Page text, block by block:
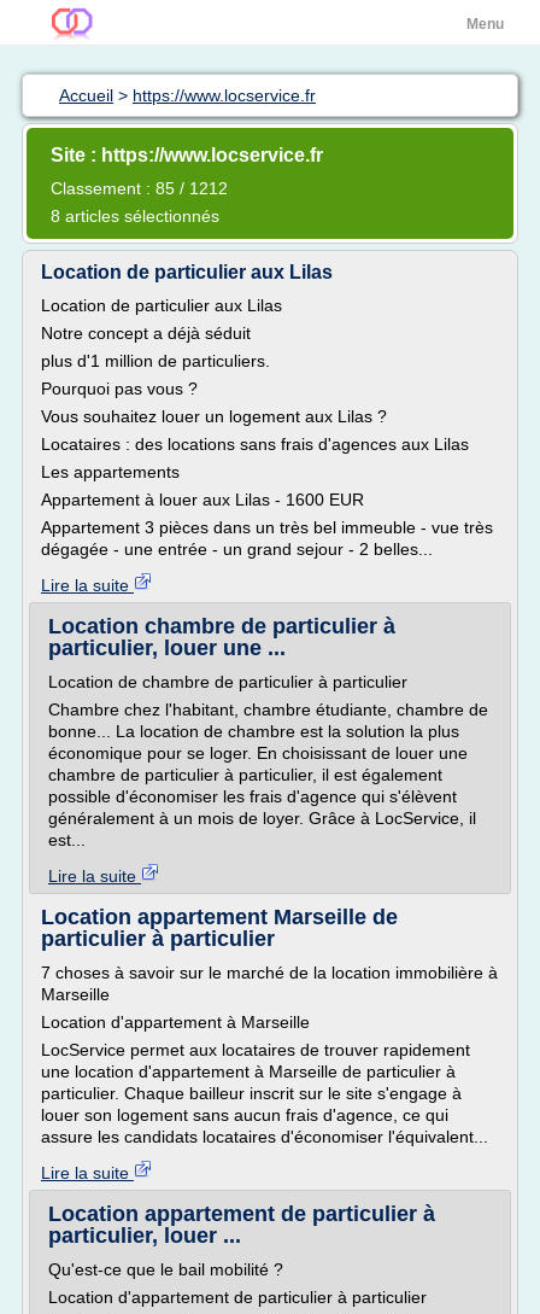
Menu
Accueil > https://www.locservice.fr
Site : https://www.locservice.fr
Classement : 85 / 1212
8 articles sélectionnés
Location de particulier aux Lilas
Location de particulier aux Lilas
Notre concept a déjà séduit
plus d'1 million de particuliers.
Pourquoi pas vous ?
Vous souhaitez louer un logement aux Lilas ?
Locataires : des locations sans frais d'agences aux Lilas
Les appartements
Appartement à louer aux Lilas - 1600 EUR
Appartement 3 pièces dans un très bel immeuble - vue très
dégagée - une entrée - un grand sejour - 2 belles...
Lire la suite
Location chambre de particulier à
particulier, louer une ...
Location de chambre de particulier à particulier
Chambre chez l'habitant, chambre étudiante, chambre de
bonne... La location de chambre est la solution la plus
économique pour se loger. En choisissant de louer une
chambre de particulier à particulier, il est également
possible d'économiser les frais d'agence qui s'élèvent
généralement à un mois de loyer. Grâce à LocService, il
est...
Lire la suite
Location appartement Marseille de
particulier à particulier
7 choses à savoir sur le marché de la location immobilière à
Marseille
Location d'appartement à Marseille
LocService permet aux locataires de trouver rapidement
une location d'appartement à Marseille de particulier à
particulier. Chaque bailleur inscrit sur le site s'engage à
louer son logement sans aucun frais d'agence, ce qui
assure les candidats locataires d'économiser l'équivalent...
Lire la suite
Location appartement de particulier à
particulier, louer ...
Qu'est-ce que le bail mobilité ?
Location d'appartement de particulier à particulier